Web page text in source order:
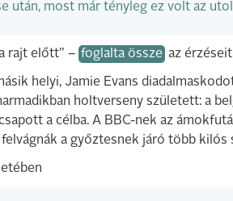
után, most már tényleg ez volt az
rajt előtt” – foglalta össze az
helyi, Jamie Evans
holtverseny született: a
a célba. A BBC-nek az
a győztesnek járó több